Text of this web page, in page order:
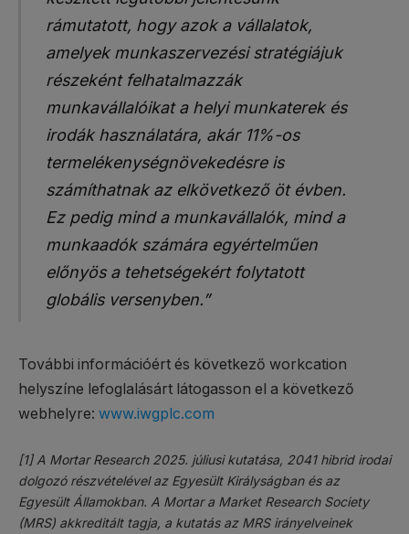
rámutatott, hogy azok a vállalatok,
amelyek munkaszervezési stratégiájuk
részeként felhatalmazzák
munkavállalóikat a helyi munkaterek és
irodák használatára, akár 11%-os
termelékenységnövekedésre is
számíthatnak az elkövetkező öt évben.
Ez pedig mind a munkavállalók, mind a
munkaadók számára egyértelműen
előnyös a tehetségekért folytatott
globális versenyben.”
További információért és következő workcation
helyszíne lefoglalásárt látogasson el a következő
webhelyre: www.iwgplc.com
[1] A Mortar Research 2025. júliusi kutatása, 2041 hibrid irodai
dolgozó részvételével az Egyesült Királyságban és az
Egyesült Államokban. A Mortar a Market Research Society
(MRS) akkreditált tagja, a kutatás az MRS irányelveinek